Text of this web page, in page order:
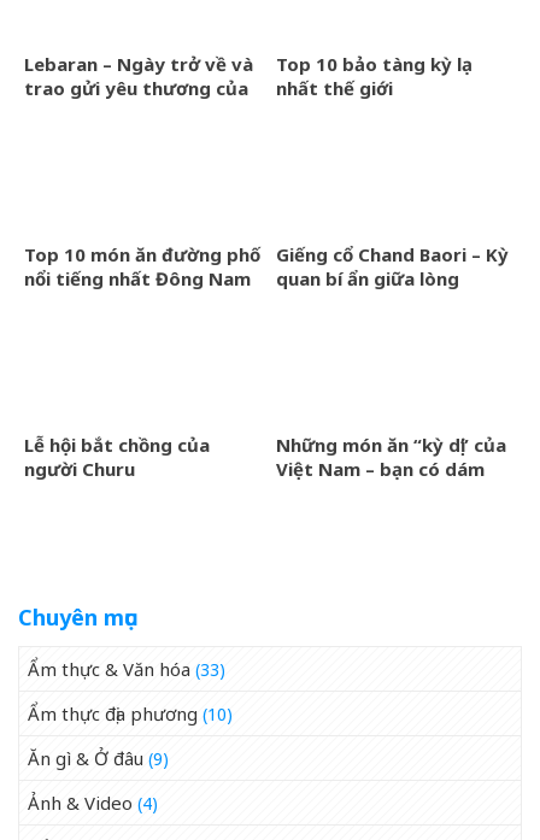
Lebaran – Ngày trở về và
trao gửi yêu thương của
Top 10 bảo tàng kỳ lạ
nhất thế giới
Top 10 món ăn đường phố
nổi tiếng nhất Đông Nam
Giếng cổ Chand Baori – Kỳ
quan bí ẩn giữa lòng
Lễ hội bắt chồng của
người Churu
Những món ăn “kỳ dị” của
Việt Nam – bạn có dám
Chuyên mục
Ẩm thực & Văn hóa (33)
Ẩm thực địa phương (10)
Ăn gì & Ở đâu (9)
Ảnh & Video (4)